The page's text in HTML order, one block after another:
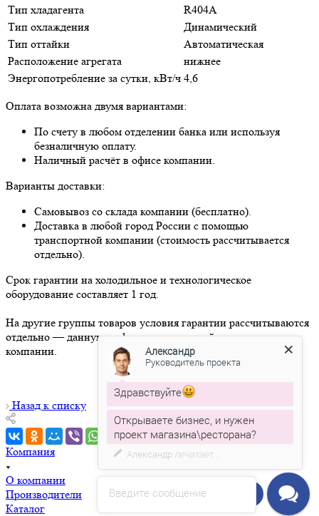
Тип хладагента
R404A
Тип охлаждения
Динамический
Тип оттайки
Автоматическая
Расположение агрегата
нижнее
Энергопотребление за сутки, кВт/ч 4,6
Оплата возможна двумя вариантами:
По счету в любом отделении банка или используя
безналичную оплату.
Наличный расчёт в офисе компании.
Варианты доставки:
Самовывоз со склада компании (бесплатно).
Доставка в любой город России с помощью
транспортной компании (стоимость рассчитывается
отдельно).
Срок гарантии на холодильное и технологическое
оборудование составляет 1 год.
На другие группы товаров условия гарантии рассчитываются
отдельно — данную информацию уточняйте у менеджеров
компании.
Назад к списку
Компания
О компании
Производители
Каталог
Напишите нам!
Введите сообщение
Александр
Руководитель проекта
Здравствуйте
Открываете бизнес, и нужен
проект магазина\ресторана?
Александр печатает...